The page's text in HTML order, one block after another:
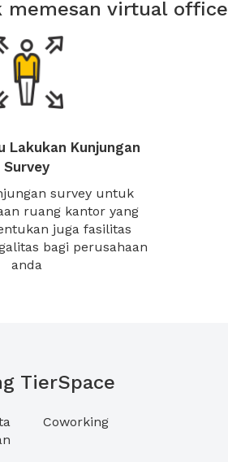
memesan virtual office
Lakukan Kunjungan
Survey
survey untuk
ruang kantor yang
juga fasilitas
bagi perusahaan
anda
TierSpace
Coworking